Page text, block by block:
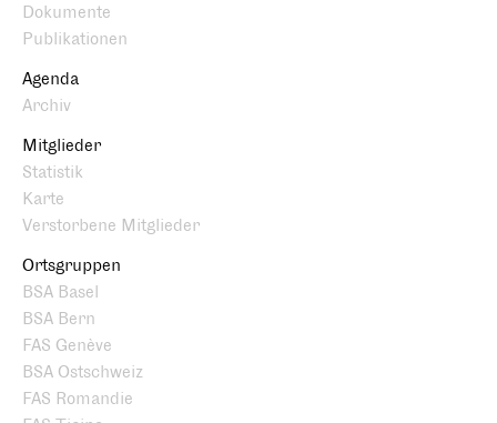
Dokumente
Publikationen
Agenda
Archiv
Mitglieder
Statistik
Karte
Verstorbene Mitglieder
Ortsgruppen
BSA Basel
BSA Bern
FAS Genève
BSA Ostschweiz
FAS Romandie